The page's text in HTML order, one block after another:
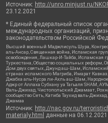
Источник: http://unro.minjust.ru/
23.12.2021
* Единый федеральный список
международных организаций,
законодательством Российской
Высший военный Маджлисуль Шура,
аль-Ансар, Священная война, Исламская
освобождения, Лашкар-И-Тайба, Исламская
Туркестана, Общество социальных реформ,
Дом двух святых, Джунд аш-Шам,
странах исламского Магриба, Имарат
Джабха аль-Нусра ли-Ахль аш-Шам,
Аджр от Аллаха Субхану уа Тагьаля SHAM,
Валь-Джихад, Чистопольский Джамаат,
сообщество Сеть, Катиба Таухид валь-
Джамаа
Источник: http://nac.gov.ru/
materialy.html данные на 06.12.2021